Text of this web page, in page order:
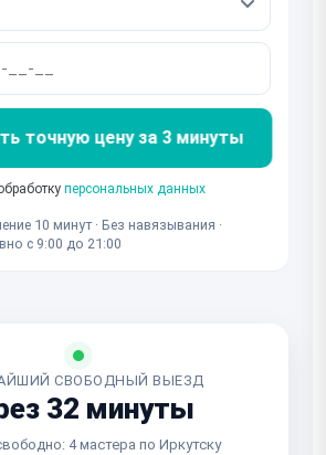
точную цену за 3 минуты
персональных данных
10 минут · Без навязывания ·
с 9:00 до 21:00
СВОБОДНЫЙ ВЫЕЗД
32 минуты
4 мастера по Иркутску